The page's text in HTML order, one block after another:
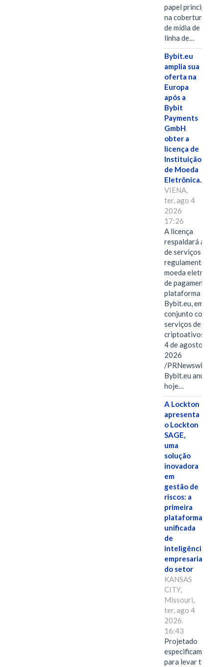
papel principal
na cobertura
de mídia de
linha de…
Bybit.eu
amplia sua
oferta na
Europa
após a
Bybit
Payments
GmbH
obter a
licença de
Instituição
de Moeda
Eletrônica.
VIENA,
ter, ago 4
2026
17:26
A licença
respaldará a
de serviços
regulamentados
moeda
de pagamentos
plataforma
Bybit.eu, em
conjunto com os
serviços de
4 de agosto de
2026
/PRNewswire/
Bybit.eu
hoje…
A Lockton
apresenta
o Lockton
SAGE,
uma
solução
inovadora
em
gestão de
riscos: a
primeira
plataforma
unificada
de
inteligência
empresarial
do setor
KANSAS
CITY,
Missouri,
ter, ago 4
2026
16:43
Projetado
especificamente
para levar todo